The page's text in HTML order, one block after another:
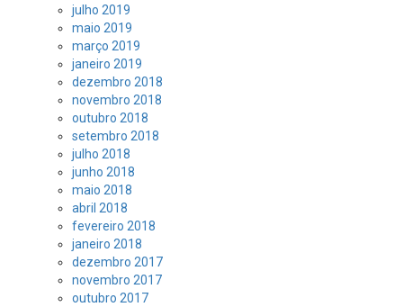
julho 2019
maio 2019
março 2019
janeiro 2019
dezembro 2018
novembro 2018
outubro 2018
setembro 2018
julho 2018
junho 2018
maio 2018
abril 2018
fevereiro 2018
janeiro 2018
dezembro 2017
novembro 2017
outubro 2017